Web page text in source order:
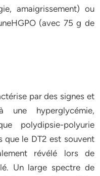
amaigrissement) ou
(avec 75 g de
par des signes et
une hyperglycémie,
polydipsie-polyurie
que le DT2 est souvent
révélé lors de
Un large spectre de